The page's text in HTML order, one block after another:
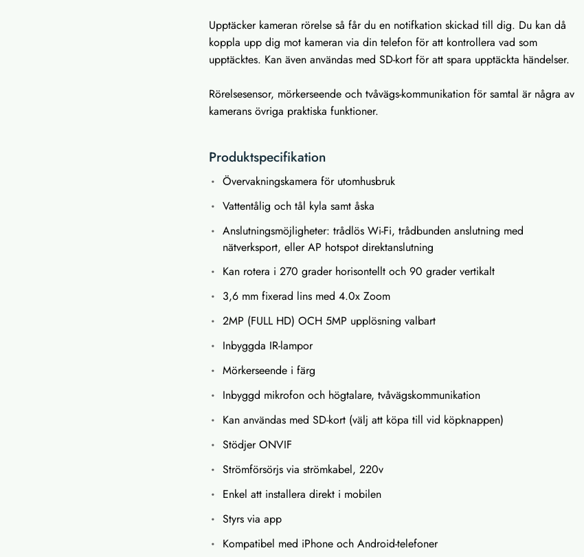
Upptäcker kameran rörelse så får du en notifkation skickad till dig. Du kan då
koppla upp dig mot kameran via din telefon för att kontrollera vad som
upptäcktes. Kan även användas med SD-kort för att spara upptäckta händelser.
Rörelsesensor, mörkerseende och tvåvägs-kommunikation för samtal är några av
kamerans övriga praktiska funktioner.
Produktspecifikation
Övervakningskamera för utomhusbruk
Vattentålig och tål kyla samt åska
Anslutningsmöjligheter: trådlös Wi-Fi,trådbunden anslutning med
nätverksport, eller AP hotspot direktanslutning
Kan rotera i 270 grader horisontellt och 90 grader vertikalt
3,6 mm fixerad lins med 4.0x Zoom
2MP (FULL HD) OCH 5MP upplösning valbart
Inbyggda IR-lampor
Mörkerseende i färg
Inbyggd mikrofon och högtalare, tvåvägskommunikation
Kan användas med SD-kort (välj att köpa till vid köpknappen)
Stödjer ONVIF
Strömförsörjs via strömkabel, 220v
Enkel att installera direkt i mobilen
Styrs via app
Kompatibel med iPhone och Android-telefoner